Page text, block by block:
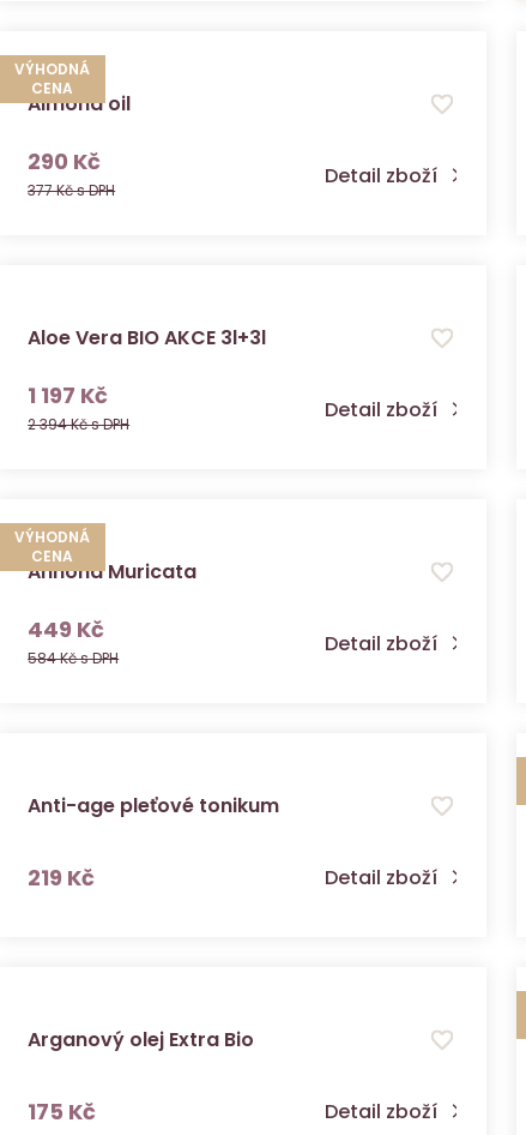
VÝHODNÁ
CENA
Almond oil
290 Kčs DPH
377 Kč s DPH
Detail zboží
Aloe Vera BIO AKCE 3l+3l
1 197 Kčs DPH
2 394 Kč s DPH
Detail zboží
VÝHODNÁ
CENA
Annona Muricata
449 Kčs DPH
584 Kč s DPH
Detail zboží
Anti-age pleťové tonikum
219 Kčs DPH Detail zboží
Arganový olej Extra Bio
175 Kčs DPH Detail zboží